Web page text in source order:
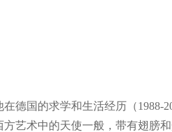
德国的求学和生活经历（
艺术中的天使一般，带有翅膀